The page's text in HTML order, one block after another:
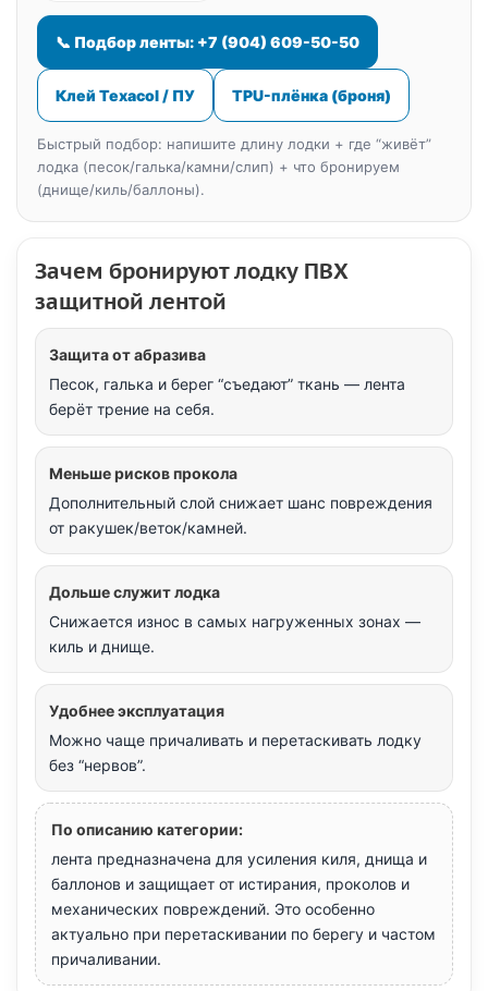
📞 Подбор ленты: +7 (904) 609-50-50
Клей Texacol / ПУ TPU-плёнка (броня)
Быстрый подбор: напишите длину лодки + где “живёт”
лодка (песок/галька/камни/слип) + что бронируем
(днище/киль/баллоны).
Зачем бронируют лодку ПВХ
защитной лентой
Защита от абразива
Песок, галька и берег “съедают” ткань — лента
берёт трение на себя.
Меньше рисков прокола
Дополнительный слой снижает шанс повреждения
от ракушек/веток/камней.
Дольше служит лодка
Снижается износ в самых нагруженных зонах —
киль и днище.
Удобнее эксплуатация
Можно чаще причаливать и перетаскивать лодку
без “нервов”.
По описанию категории:
лента предназначена для усиления киля, днища и
баллонов и защищает от истирания, проколов и
механических повреждений. Это особенно
актуально при перетаскивании по берегу и частом
причаливании.